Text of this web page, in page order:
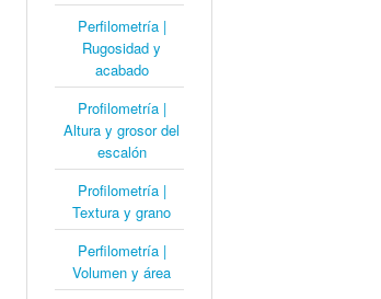
Perfilometría |
Rugosidad y
acabado
Profilometría |
Altura y grosor del
escalón
Profilometría |
Textura y grano
Perfilometría |
Volumen y área